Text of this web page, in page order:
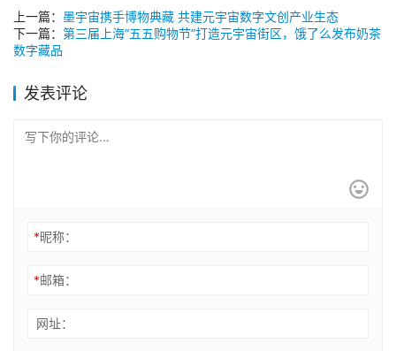
上一篇： 墨宇宙携手博物典藏 共建元宇宙数字文创产业生态
下一篇： 第三届上海“五五购物节”打造元宇宙街区，饿了么发布奶茶
数字藏品
发表评论
*昵称：
*邮箱：
网址：